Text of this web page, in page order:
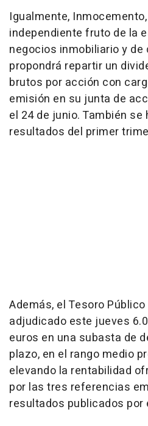
Igualmente,
independiente fruto de la
negocios inmobiliario y de
propondrá repartir un
brutos por acción con
emisión en su junta de
el 24 de junio. También
resultados del primer
Además, el Tesoro
adjudicado este jueves
euros en una subasta de
plazo, en el rango medio
elevando la rentabilidad
por las tres referencias
resultados publicados por